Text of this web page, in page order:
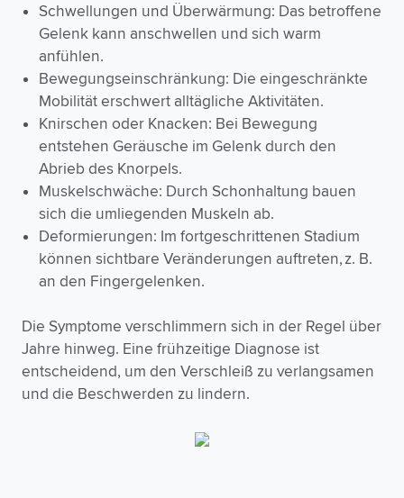
Schwellungen und Überwärmung: Das betroffene
Gelenk kann anschwellen und sich warm
anfühlen.
Bewegungseinschränkung: Die eingeschränkte
Mobilität erschwert alltägliche Aktivitäten.
Knirschen oder Knacken: Bei Bewegung
entstehen Geräusche im Gelenk durch den
Abrieb des Knorpels.
Muskelschwäche: Durch Schonhaltung bauen
sich die umliegenden Muskeln ab.
Deformierungen: Im fortgeschrittenen Stadium
können sichtbare Veränderungen auftreten, z. B.
an den Fingergelenken.
Die Symptome verschlimmern sich in der Regel über
Jahre hinweg. Eine frühzeitige Diagnose ist
entscheidend, um den Verschleiß zu verlangsamen
und die Beschwerden zu lindern.